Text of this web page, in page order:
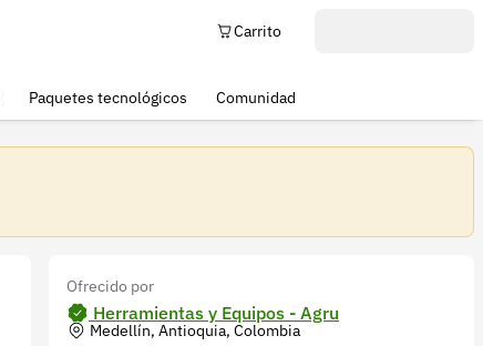
Carrito
Paquetes tecnológicos Comunidad
Ofrecido por
Herramientas y Equipos - Agru
Medellín, Antioquia, Colombia